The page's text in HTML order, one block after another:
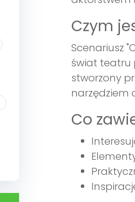
Czym
Scenariusz
świat teatru
stworzony
narzędziem
Co